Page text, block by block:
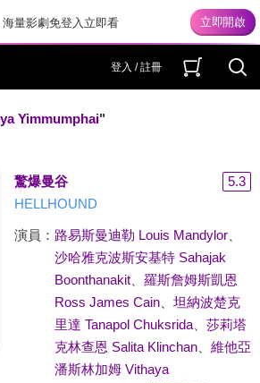
量影劇免登入立即看
登入 / 註冊
Yimmumphai"
驚爆曼谷
5.3
HELLHOUND
演員： 路易斯曼迪勒 Louis Mandylor、
沙哈雅克波斯安基特 Sahajak
Boonthanakit、 羅斯詹姆斯凱恩
Ross James Cain、 坦納波楚克
里達 Tanapol Chuksrida、 莎莉塔
克林查恩 Salita Klinchan、 維他亞
潘斯林加姆 Vithaya